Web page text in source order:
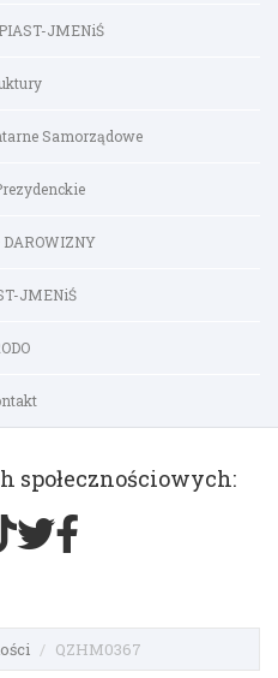
JMENiŚ
Samorządowe
DAROWIZNY
JMENiŚ
RODO
społecznościowych:
QZHM0367